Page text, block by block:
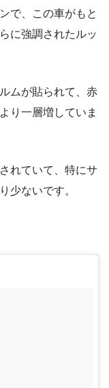
で、この車がもと
に強調されたルッ
ムが貼られて、赤
り一層増していま
れていて、特にサ
少ないです。